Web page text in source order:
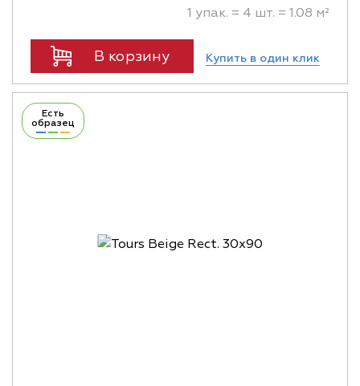
1 упак. = 4 шт. = 1.08 м²
В корзину Купить в один клик
Есть
образец